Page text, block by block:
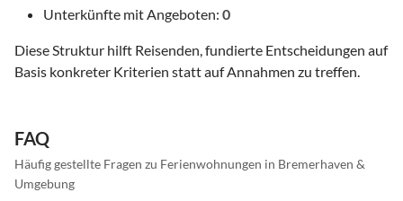
Unterkünfte mit Angeboten: 0
Diese Struktur hilft Reisenden, fundierte Entscheidungen auf
Basis konkreter Kriterien statt auf Annahmen zu treffen.
FAQ
Häufig gestellte Fragen zu Ferienwohnungen in Bremerhaven &
Umgebung